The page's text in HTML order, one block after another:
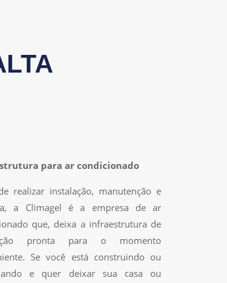
para ar condicionado
realizar instalação, manutenção e
a Climagel é a empresa de ar
que, deixa a infraestrutura de
pronta para o momento
Se você está construindo ou
e quer deixar sua casa ou